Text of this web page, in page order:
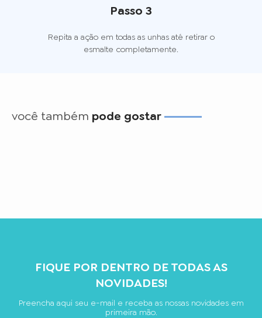
Passo 3
Repita a ação em todas as unhas até retirar o
esmalte completamente.
você também pode gostar
FIQUE POR DENTRO DE TODAS AS
NOVIDADES!
Preencha aqui seu e-mail e receba as nossas novidades em
primeira mão.